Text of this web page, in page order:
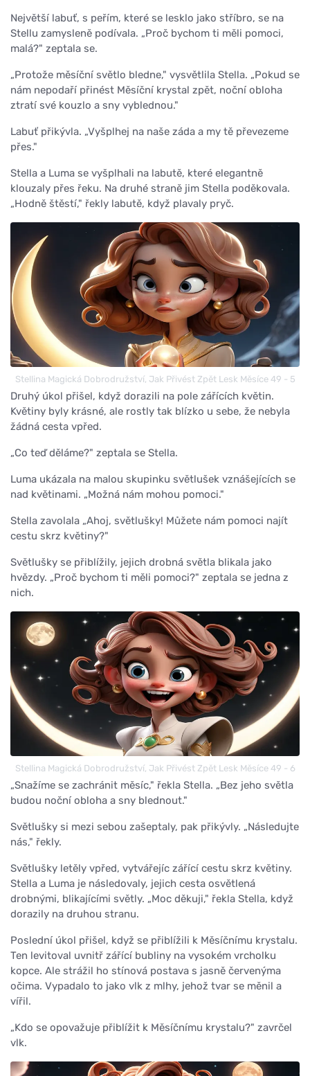
Největší labuť, s peřím, které se lesklo jako stříbro, se na
Stellu zamysleně podívala. „Proč bychom ti měli pomoci,
malá?" zeptala se.
„Protože měsíční světlo bledne," vysvětlila Stella. „Pokud se
nám nepodaří přinést Měsíční krystal zpět, noční obloha
ztratí své kouzlo a sny vyblednou."
Labuť přikývla. „Vyšplhej na naše záda a my tě převezeme
přes."
Stella a Luma se vyšplhali na labutě, které elegantně
klouzaly přes řeku. Na druhé straně jim Stella poděkovala.
„Hodně štěstí," řekly labutě, když plavaly pryč.
Stellina Magická Dobrodružství, Jak Přivést Zpět Lesk Měsíce 49 - 5
Druhý úkol přišel, když dorazili na pole zářících květin.
Květiny byly krásné, ale rostly tak blízko u sebe, že nebyla
žádná cesta vpřed.
„Co teď děláme?" zeptala se Stella.
Luma ukázala na malou skupinku světlušek vznášejících se
nad květinami. „Možná nám mohou pomoci."
Stella zavolala „Ahoj, světlušky! Můžete nám pomoci najít
cestu skrz květiny?"
Světlušky se přiblížily, jejich drobná světla blikala jako
hvězdy. „Proč bychom ti měli pomoci?" zeptala se jedna z
nich.
Stellina Magická Dobrodružství, Jak Přivést Zpět Lesk Měsíce 49 - 6
„Snažíme se zachránit měsíc," řekla Stella. „Bez jeho světla
budou noční obloha a sny blednout."
Světlušky si mezi sebou zašeptaly, pak přikývly. „Následujte
nás," řekly.
Světlušky letěly vpřed, vytvářejíc zářící cestu skrz květiny.
Stella a Luma je následovaly, jejich cesta osvětlená
drobnými, blikajícími světly. „Moc děkuji," řekla Stella, když
dorazily na druhou stranu.
Poslední úkol přišel, když se přiblížili k Měsíčnímu krystalu.
Ten levitoval uvnitř zářící bubliny na vysokém vrcholku
kopce. Ale strážil ho stínová postava s jasně červenýma
očima. Vypadalo to jako vlk z mlhy, jehož tvar se měnil a
vířil.
„Kdo se opovažuje přiblížit k Měsíčnímu krystalu?" zavrčel
vlk.